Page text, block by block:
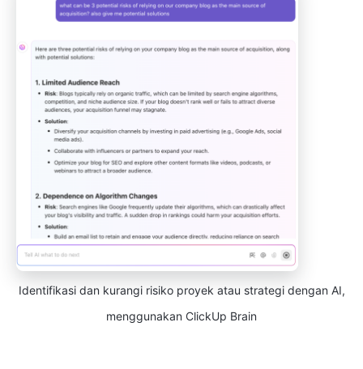
Identifikasi dan kurangi risiko proyek atau strategi dengan AI,
menggunakan ClickUp Brain